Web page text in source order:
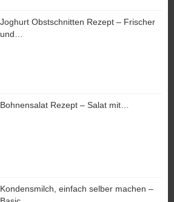
Joghurt Obstschnitten Rezept – Frischer
und…
Bohnensalat Rezept – Salat mit…
Kondensmilch, einfach selber machen –